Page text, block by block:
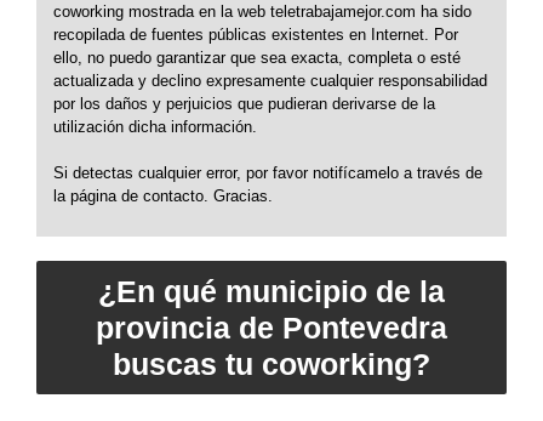
coworking mostrada en la web teletrabajamejor.com ha sido
recopilada de fuentes públicas existentes en Internet. Por
ello, no puedo garantizar que sea exacta, completa o esté
actualizada y declino expresamente cualquier responsabilidad
por los daños y perjuicios que pudieran derivarse de la
utilización dicha información.
Si detectas cualquier error, por favor notifícamelo a través de
la página de contacto. Gracias.
¿En qué municipio de la
provincia de Pontevedra
buscas tu coworking?